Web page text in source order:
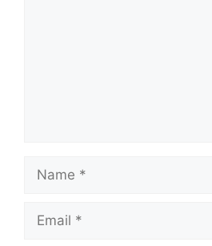
Name
Email